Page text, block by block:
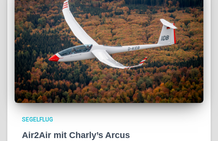
SEGELFLUG
Air2Air mit Charly’s Arcus